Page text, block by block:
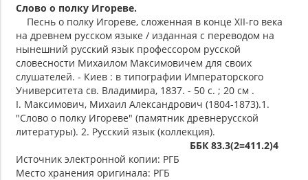
Слово о полку Игореве.
Песнь о полку Игореве, сложенная в конце XII-го века
на древнем русском языке / изданная с переводом на
нынешний русский язык профессором русской
словесности Михаилом Максимовичем для своих
слушателей. - Киев : в типографии Императорского
Университета св. Владимира, 1837. - 50 с. ; 20 см .
I. Максимович, Михаил Александрович (1804-1873).1.
"Слово о полку Игореве" (памятник древнерусской
литературы). 2. Русский язык (коллекция).
ББК 83.3(2=411.2)4
Источник электронной копии: РГБ
Место хранения оригинала: РГБ